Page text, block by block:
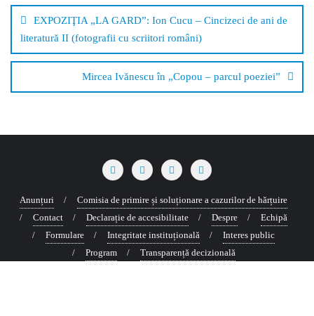
în
articole
EXPOZIŢIA „LA GARD”: Ion Cucu – Cincizeci de ani de
literatură II (fotografii cu scriitori români)
Mircea Ivănescu în „Copou – parcul poeziei”
Anunțuri
Comisia de primire și soluționare a cazurilor de hărțuire
Contact
Declarație de accesibilitate Despre
Echipă
Formulare
Integritate instituțională
Interes public
Program
Transparență decizională